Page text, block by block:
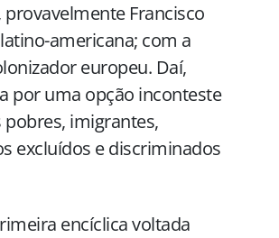
Francisco
americana; com a
europeu. Daí,
por uma opção inconteste
pobres, imigrantes,
excluídos e discriminados
encíclica voltada